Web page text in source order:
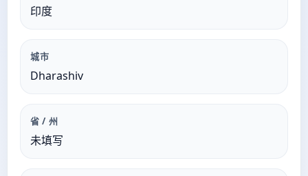
印度
城市
Dharashiv
省 / 州
未填写